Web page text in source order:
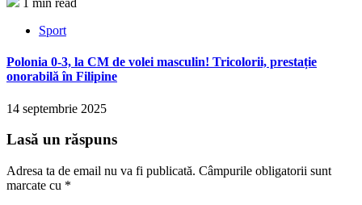
1 min read
Sport
Polonia 0-3, la CM de volei masculin! Tricolorii, prestație
onorabilă în Filipine
14 septembrie 2025
Lasă un răspuns
Adresa ta de email nu va fi publicată. Câmpurile obligatorii sunt
marcate cu *